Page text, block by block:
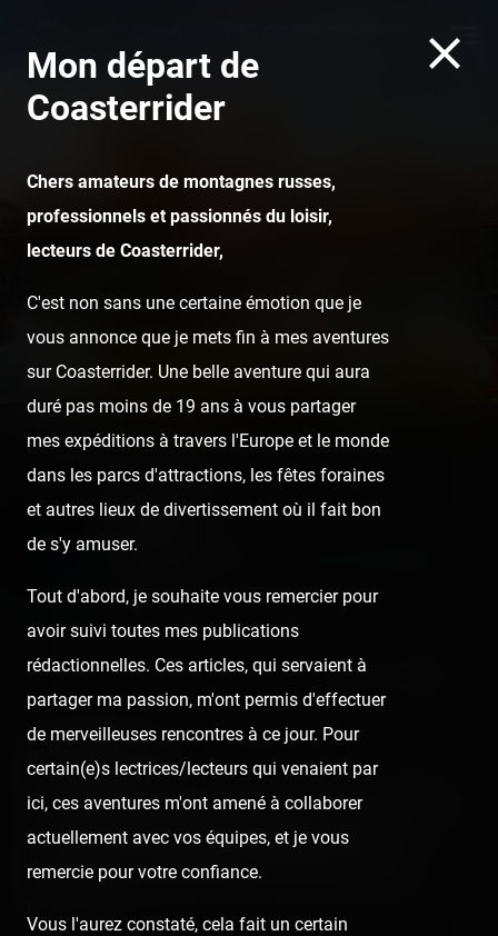
Carotte
Home Posts Carotte
Carotte
Published
React
Introduction
Une sortie retrouvailles d'amis qui a viré en un week-end
monstrueux, accompagnée des plus beaux self-
souvenirs de l'année pour de merveilleux moments
Mon départ de
Coasterrider
Chers amateurs de montagnes russes,
professionnels et passionnés du loisir,
lecteurs de Coasterrider,
C'est non sans une certaine émotion que je
vous annonce que je mets fin à mes aventures
sur Coasterrider. Une belle aventure qui aura
duré pas moins de 19 ans à vous partager
mes expéditions à travers l'Europe et le monde
dans les parcs d'attractions, les fêtes foraines
et autres lieux de divertissement où il fait bon
de s'y amuser.
Tout d'abord, je souhaite vous remercier pour
avoir suivi toutes mes publications
rédactionnelles. Ces articles, qui servaient à
partager ma passion, m'ont permis d'effectuer
de merveilleuses rencontres à ce jour. Pour
certain(e)s lectrices/lecteurs qui venaient par
ici, ces aventures m'ont amené à collaborer
actuellement avec vos équipes, et je vous
remercie pour votre confiance.
Vous l'aurez constaté, cela fait un certain